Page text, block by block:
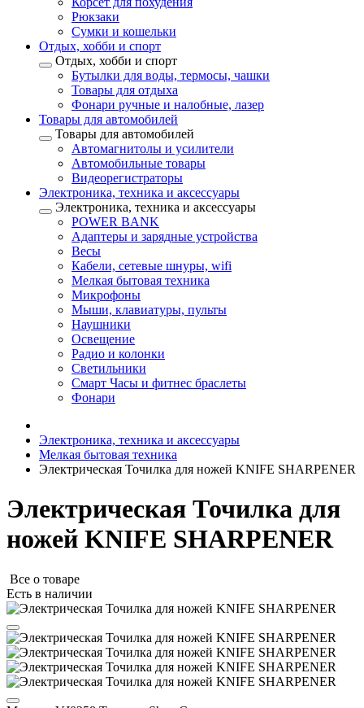
Рюкзаки
Сумки и кошельки
Отдых, хобби и спорт
Отдых, хобби и спорт
Бутылки для воды, термосы, чашки
Товары для отдыха
Фонари ручные и налобные, лазер
Товары для автомобилей
Товары для автомобилей
Автомагнитолы и усилители
Автомобильные товары
Видеорегистраторы
Электроника, техника и аксессуары
Электроника, техника и аксессуары
POWER BANK
Адаптеры и зарядные устройства
Весы
Кабели, сетевые шнуры, wifi
Мелкая бытовая техника
Микрофоны
Мыши, клавиатуры, пульты
Наушники
Освещение
Радио и колонки
Светильники
Смарт Часы и фитнес браслеты
Фонари
Электроника, техника и аксессуары
Мелкая бытовая техника
Электрическая Точилка для ножей KNIFE SHARPENER
Электрическая Точилка для
ножей KNIFE SHARPENER
Все о товаре
Есть в наличии